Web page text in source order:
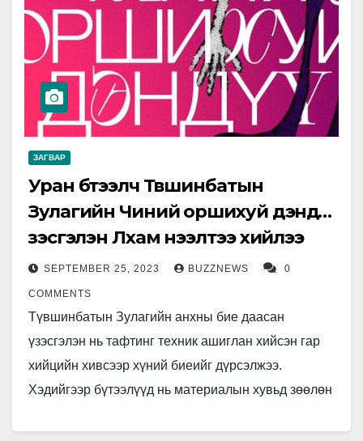
ЗАГВАР
Уран бүтээлч Түвшинбатын
Зулагийн Чиний оршихуй дэндүү…
үзэсгэлэн Лхам нээлтээ хийлээ
SEPTEMBER 25, 2023 BUZZNEWS 0
COMMENTS
Түвшинбатын Зулагийн анхны бие даасан
үзэсгэлэн нь тафтинг техник ашиглан хийсэн гар
хийцийн хивсээр хүний биеийг дүрсэлжээ.
Хэдийгээр бүтээлүүд нь материалын хувьд зөөлөн